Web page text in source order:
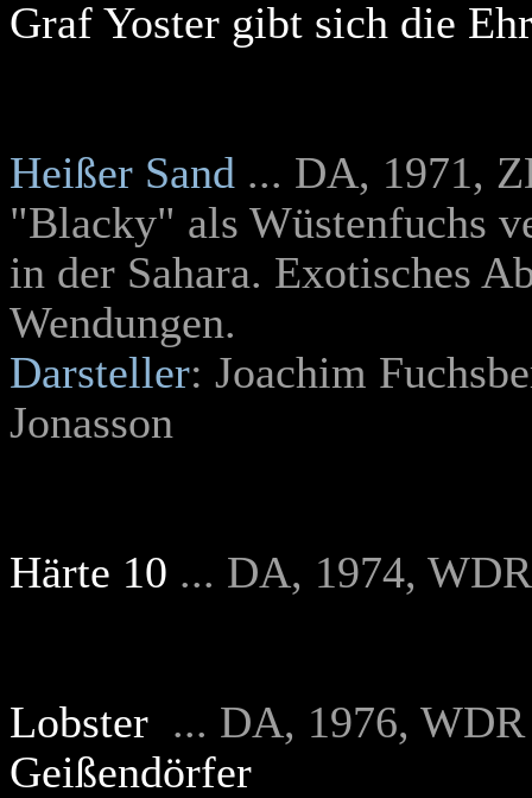
Graf Yoster gibt sich die
Heißer Sand ... DA, 1971,
"Blacky" als Wüstenfuchs
in der Sahara. Exotisches
Wendungen.
Darsteller: Joachim
Jonasson
Härte 10 ... DA, 1974,
Lobster ... DA, 1976,
Geißendörfer